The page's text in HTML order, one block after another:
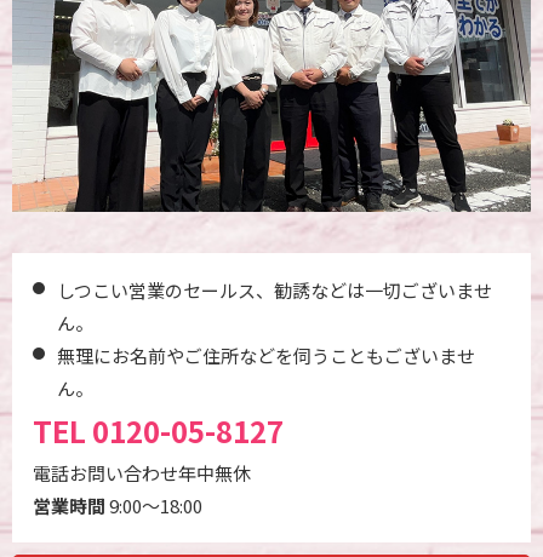
しつこい営業のセールス、勧誘などは一切ございませ
ん。
無理にお名前やご住所などを伺うこともございませ
ん。
TEL 0120-05-8127
電話お問い合わせ年中無休
営業時間9:00～18:00